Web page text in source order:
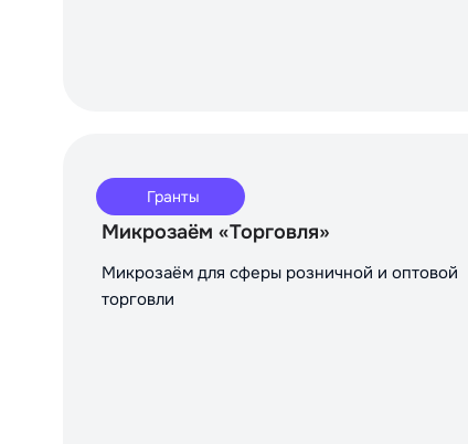
Гранты
Микрозаём «Торговля»
Микрозаём для сферы розничной и оптовой
торговли